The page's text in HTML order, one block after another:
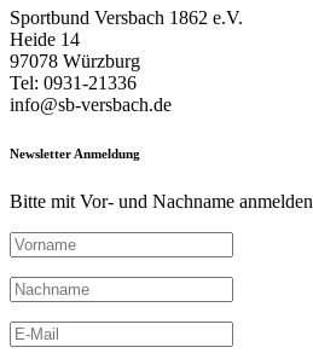
Sportbund Versbach 1862 e.V.
Heide 14
97078 Würzburg
Tel: 0931-21336
info@sb-versbach.de
Newsletter Anmeldung
Bitte mit Vor- und Nachname anmelden